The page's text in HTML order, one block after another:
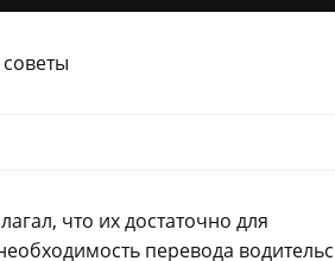
что их достаточно для
перевода